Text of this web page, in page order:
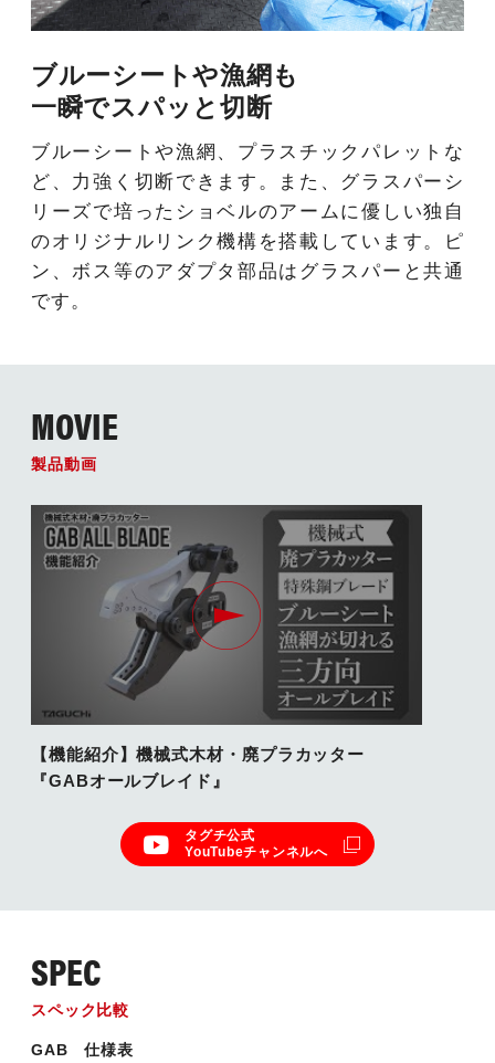
ブルーシートや漁網も
一瞬でスパッと切断
ブルーシートや漁網、プラスチックパレットな
ど、力強く切断できます。また、グラスパーシ
リーズで培ったショベルのアームに優しい独自
のオリジナルリンク機構を搭載しています。ピ
ン、ボス等のアダプタ部品はグラスパーと共通
です。
MOVIE
製品動画
【機能紹介】機械式木材・廃プラカッター
『GABオールブレイド』
タグチ公式
YouTubeチャンネルへ
SPEC
スペック比較
GAB 仕様表